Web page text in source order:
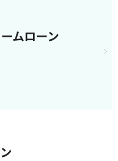
ムローン